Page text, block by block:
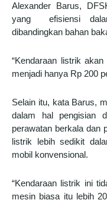
Alexander Barus,
yang efisiensi
dibandingkan bahan
“Kendaraan listrik
menjadi hanya Rp 200
Selain itu, kata Barus,
dalam hal pengisian
perawatan berkala dan
listrik lebih sedikit
mobil konvensional.
“Kendaraan listrik ini
mesin biasa itu lebih